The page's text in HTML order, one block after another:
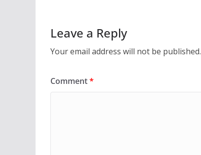
Leave a Reply
Your email address will not be published.
Comment*